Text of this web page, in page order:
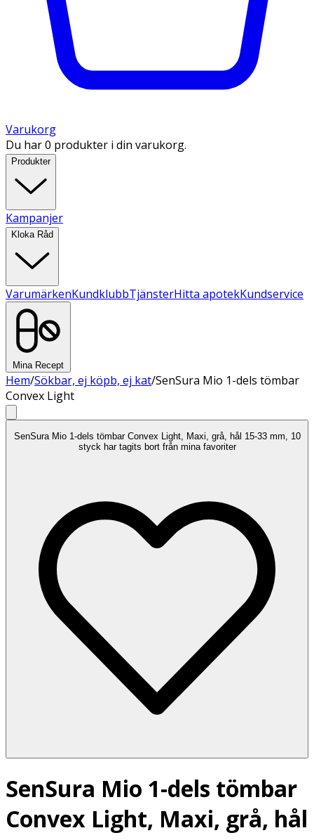
Varukorg
Du har 0 produkter i din varukorg.
Produkter
Kampanjer
Kloka Råd
VarumärkenKundklubbTjänsterHitta apotekKundservice
Mina Recept
Hem/Sökbar, ej köpb, ej kat/SenSura Mio 1-dels tömbar
Convex Light
SenSura Mio 1-dels tömbar Convex Light, Maxi, grå, hål 15-33 mm, 10
styck har tagits bort från mina favoriter
SenSura Mio 1-dels tömbar
Convex Light, Maxi, grå, hål